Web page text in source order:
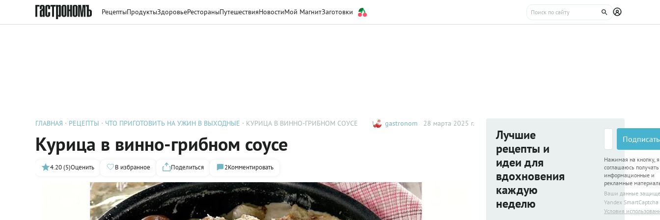
РецептыПродуктыЗдоровьеРестораныПутешествияНовостиМой МагнитЗаготовки
ГЛАВНАЯ РЕЦЕПТЫ ЧТО ПРИГОТОВИТЬ НА УЖИН В ВЫХОДНЫЕ КУРИЦА В ВИННО-ГРИБНОМ СОУСЕ gastronom 28 марта 2025 г.
Курица в винно-грибном соусе
4.20 (5)Оценить В избранное Поделиться 2Комментировать
Лучшие
рецепты и
идеи для
вдохновения
каждую
неделю
Нажимая на кнопку, я
соглашаюсь получать
информационные и
рекламные
Ваши данные
Yandex SmartCaptcha
Условия